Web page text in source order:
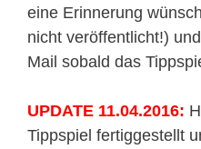
eine Erinnerung
nicht veröffentlicht!)
Mail sobald das
UPDATE 11.04.2016:
Tippspiel fertiggestellt